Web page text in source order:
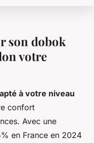
son dobok
votre
à votre niveau
confort
Avec une
en France en 2024